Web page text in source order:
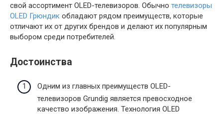
свой ассортимент OLED-телевизоров. Обычно телевизоры
OLED Грюндик обладают рядом преимуществ, которые
отличают их от других брендов и делают их популярным
выбором среди потребителей.
Достоинства
Одним из главных преимуществ OLED-
телевизоров Grundig является превосходное
качество изображения. Технология OLED